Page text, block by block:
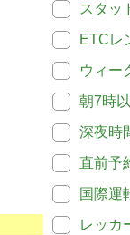
スタッ
ETCレ
ウィー
朝7時
深夜時
直前予
国際運
レッカ